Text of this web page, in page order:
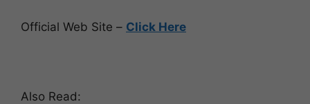
Official Web Site – Click Here
Also Read: